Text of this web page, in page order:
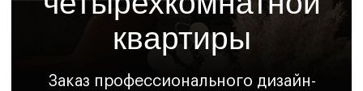
и стильное пространство для жизни.
Команда ФинишРемонт создает
детализированные проекты,
учитывающие все нюансы планировки
и пожелания жильцов, обеспечивая
безупречный результат даже при
полностью удаленном формате